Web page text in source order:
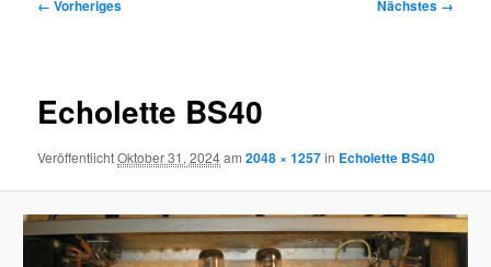
← Vorheriges Nächstes →
Echolette BS40
VeröffentlichtOktober 31, 2024am2048 × 1257in Echolette BS40